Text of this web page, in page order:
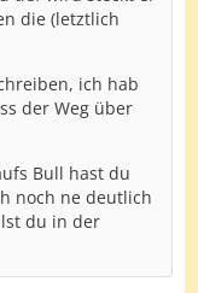
die (letztlich
ich hab
der Weg über
Bull hast du
noch ne deutlich
du in der